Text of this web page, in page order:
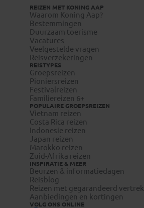
legalisatie.nl/koningaap-nl
legalisatie.nl/koningaap-be
www.wanda.be
www.itg.be
REIZEN MET KONING AAP
Waarom Koning Aap?
Bestemmingen
Duurzaam toerisme
Vacatures
Veelgestelde vragen
Reisverzekeringen
REISTYPES
Groepsreizen
Pioniersreizen
Festivalreizen
Familiereizen 6+
POPULAIRE GROEPSREIZEN
Vietnam reizen
Costa Rica reizen
Indonesie reizen
Japan reizen
Marokko reizen
Zuid-Afrika reizen
INSPIRATIE & MEER
Beurzen & informatiedagen
Reisblog
Reizen met gegarandeerd vertrek
Aanbiedingen en kortingen
VOLG ONS ONLINE